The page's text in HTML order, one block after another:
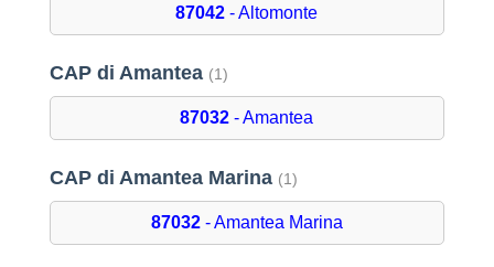
87042 - Altomonte
CAP di Amantea (1)
87032 - Amantea
CAP di Amantea Marina (1)
87032- Amantea Marina